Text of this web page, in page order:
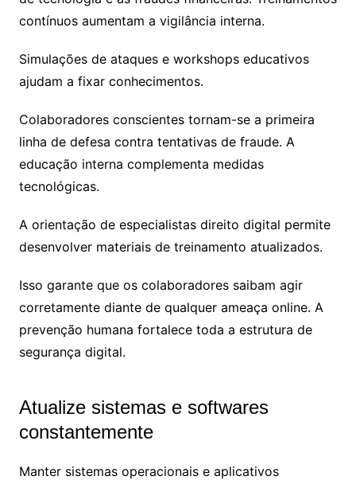
contínuos aumentam a vigilância interna.
Simulações de ataques e workshops educativos
ajudam a fixar conhecimentos.
Colaboradores conscientes tornam-se a primeira
linha de defesa contra tentativas de fraude. A
educação interna complementa medidas
tecnológicas.
A orientação de especialistas direito digital permite
desenvolver materiais de treinamento atualizados.
Isso garante que os colaboradores saibam agir
corretamente diante de qualquer ameaça online. A
prevenção humana fortalece toda a estrutura de
segurança digital.
Atualize sistemas e softwares
constantemente
Manter sistemas operacionais e aplicativos